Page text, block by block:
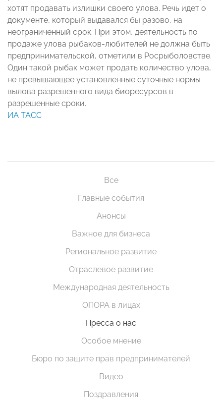
хотят продавать излишки своего улова. Речь идет о
документе, который выдавался бы разово, на
неограниченный срок. При этом, деятельность по
продаже улова рыбаков-любителей не должна быть
предпринимательской, отметили в Росрыболовстве.
Один такой рыбак может продать количество улова,
не превышающее установленные суточные нормы
вылова разрешенного вида биоресурсов в
разрешенные сроки.
ИА ТАСС
Все
Главные события
Анонсы
Важное для бизнеса
Региональное развитие
Отраслевое развитие
Международная деятельность
ОПОРА в лицах
Пресса о нас
Особое мнение
Бюро по защите прав предпринимателей
Видео
Поздравления